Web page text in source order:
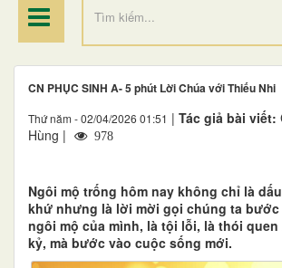
CN PHỤC SINH A- 5 phút Lời Chúa với Thiếu Nhi
Thứ năm - 02/04/2026 01:51 | Tác giả bài viết:
Hùng |
978
Ngôi mộ trống hôm nay không chỉ là
khứ nhưng là lời mời gọi chúng ta
ngôi mộ của mình, là tội lỗi, là thói
kỷ, mà bước vào cuộc sống mới.